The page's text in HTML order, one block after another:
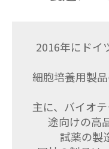
2016年にドイ
細胞培養用製
主に、バイオ
途向けの高
試薬の製